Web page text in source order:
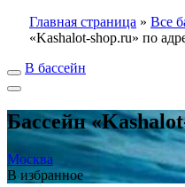
Главная страница » Все
«Kashalot-shop.ru» по
В бассейн
Бассейн
Москва
В избранное